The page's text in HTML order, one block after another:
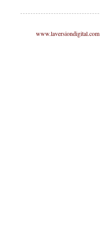
www.laversiondigital.com